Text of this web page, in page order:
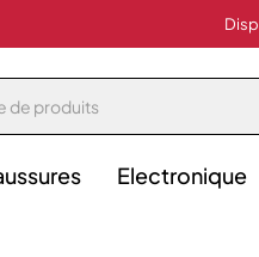
Electronique